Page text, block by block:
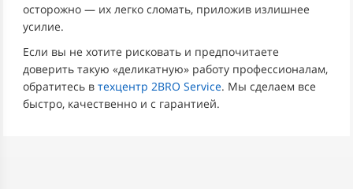
осторожно — их легко сломать, приложив излишнее
усилие.
Если вы не хотите рисковать и предпочитаете
доверить такую «деликатную» работу профессионалам,
обратитесь втехцентр 2BRO Service. Мы сделаем все
быстро, качественно и с гарантией.